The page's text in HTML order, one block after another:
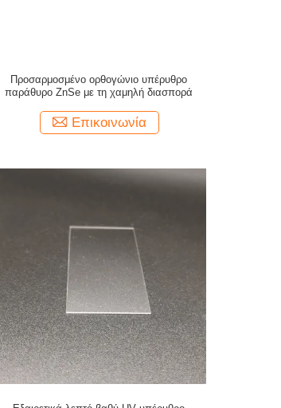
Προσαρμοσμένο ορθογώνιο υπέρυθρο
παράθυρο ZnSe με τη χαμηλή διασπορά
Επικοινωνία